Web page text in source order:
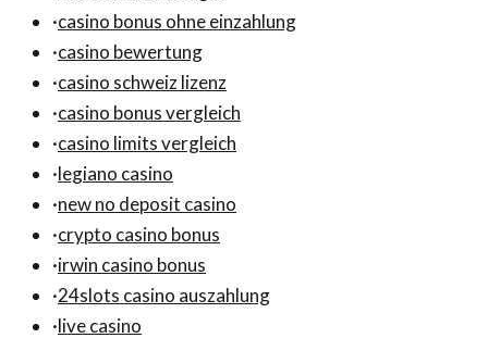
·casino bonus ohne einzahlung
·casino bewertung
·casino schweiz lizenz
·casino bonus vergleich
·casino limits vergleich
·legiano casino
·new no deposit casino
·crypto casino bonus
·irwin casino bonus
·24slots casino auszahlung
·live casino